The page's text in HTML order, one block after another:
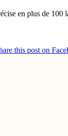
en plus de 100
this post on